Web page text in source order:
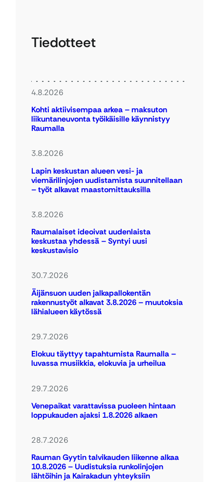
Tiedotteet
4.8.2026
Kohti aktiivisempaa arkea – maksuton
liikuntaneuvonta työikäisille käynnistyy
Raumalla
3.8.2026
Lapin keskustan alueen vesi- ja
viemärilinjojen uudistamista suunnitellaan
– työt alkavat maastomittauksilla
3.8.2026
Raumalaiset ideoivat uudenlaista
keskustaa yhdessä – Syntyi uusi
keskustavisio
30.7.2026
Äijänsuon uuden jalkapallokentän
rakennustyöt alkavat 3.8.2026 – muutoksia
lähialueen käytössä
29.7.2026
Elokuu täyttyy tapahtumista Raumalla –
luvassa musiikkia, elokuvia ja urheilua
29.7.2026
Venepaikat varattavissa puoleen hintaan
loppukauden ajaksi 1.8.2026 alkaen
28.7.2026
Rauman Gyytin talvikauden liikenne alkaa
10.8.2026 – Uudistuksia runkolinjojen
lähtöihin ja Kairakadun yhteyksiin